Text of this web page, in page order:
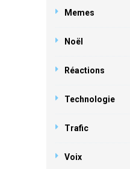
Memes
Noël
Réactions
Technologie
Trafic
Voix